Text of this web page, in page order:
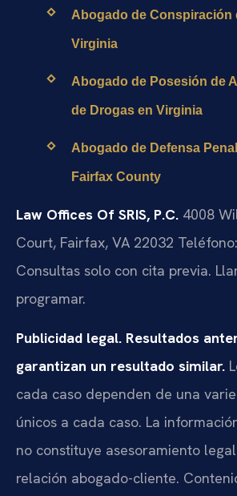
Abogado de Conspiración
Virginia
Abogado de Posesión de
de Drogas en Virginia
Abogado de Defensa
Fairfax County
Law Offices Of SRIS, P.C. 4008
Court, Fairfax, VA 22032
Consultas solo con cita previa.
programar.
Publicidad legal. Resultados
garantizan un resultado similar.
cada caso dependen de una
únicos a cada caso. La
no constituye asesoramiento
relación abogado-cliente.